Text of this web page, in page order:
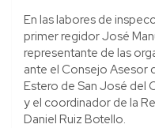
En las labores de
primer regidor José
representante de las
ante el Consejo Asesor
Estero de San José del
y el coordinador de la
Daniel Ruiz Botello.